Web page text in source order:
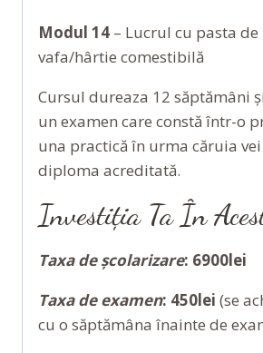
Modul 14 – Lucrul cu pasta de
vafa/hârtie comestibilă
Cursul dureaza 12 săptămâni
un examen care constă într-o
una practică în urma căruia
diploma acreditată.
Investiția Ta În
Taxa de școlarizare: 6900lei
Taxa de examen: 450lei (se
cu o săptămâna înainte de